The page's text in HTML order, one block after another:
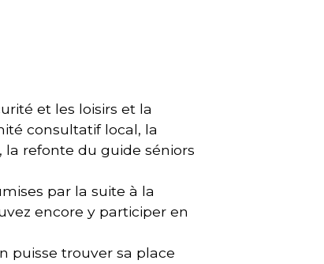
et les loisirs et la
consultatif local, la
la refonte du guide séniors
par la suite à la
encore y participer en
puisse trouver sa place